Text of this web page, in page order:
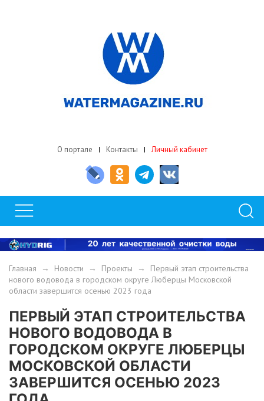
О портале Контакты Личный кабинет
Главная → Новости → Проекты → Первый этап строительства
нового водовода в городском округе Люберцы Московской
области завершится осенью 2023 года
ПЕРВЫЙ ЭТАП СТРОИТЕЛЬСТВА
НОВОГО ВОДОВОДА В
ГОРОДСКОМ ОКРУГЕ ЛЮБЕРЦЫ
МОСКОВСКОЙ ОБЛАСТИ
ЗАВЕРШИТСЯ ОСЕНЬЮ 2023